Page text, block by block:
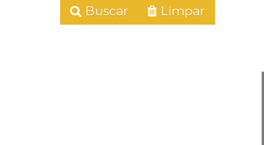
Buscar Limpar